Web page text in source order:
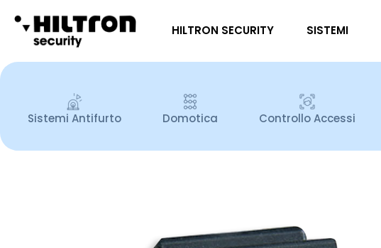
HILTRON SECURITY SISTEMI
Sistemi Antifurto Domotica Controllo Accessi